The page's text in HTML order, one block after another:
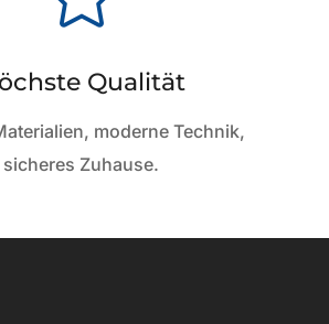
Qualität
moderne Technik,
sicheres Zuhause.